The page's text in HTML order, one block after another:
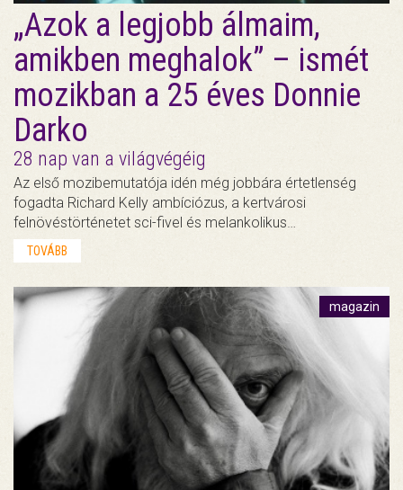
„Azok a legjobb álmaim,
amikben meghalok” – ismét
mozikban a 25 éves Donnie
Darko
28 nap van a világvégéig
Az első mozibemutatója idén még jobbára értetlenség
fogadta Richard Kelly ambíciózus, a kertvárosi
felnövéstörténetet sci-fivel és melankolikus…
TOVÁBB
magazin